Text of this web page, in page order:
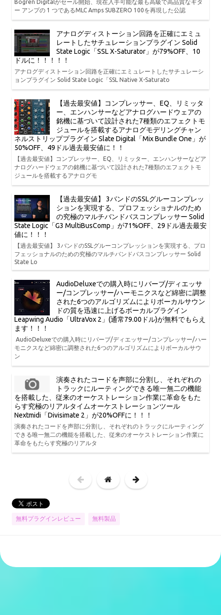
Bogren Digitalがセール開始、現在入手可能な最も高級で高品質なギタ
ー アンプの 1 つであるMLC Amps SUBZERO 100を再現した公認
アナログディストーション回路を正確にエミュ
レートしたサチュレーションプラグイン Solid
State Logic「SSL X-Saturator」が79%OFF、10
ドルに！！！！！
アナログディストーション回路を正確にエミュレートしたサチュレーシ
ョンプラグイン Solid State Logic「SSL Native X-Saturato
【過去最安値】コンプレッサー、EQ、リミッタ
ー、エンハンサーなどアナログハードウェアの
銘機に基づいて設計された7種類のエフェクトモ
ジュールを搭載するアナログモデリングチャン
ネルストリッププラグイン Slate Digital「Mix Bundle One」が
50%OFF、49ドル過去最安値に！！
【過去最安値】コンプレッサー、EQ、リミッター、エンハンサーなどア
ナログハードウェアの銘機に基づいて設計された7種類のエフェクトモ
ジュールを搭載するアナログモ
【過去最安値】 3バンドのSSLグルーコンプレッ
ションを実現する、プロフェッショナルのため
の究極のマルチバンドバスコンプレッサー Solid
State Logic「G3 MultiBusComp」が71%OFF、29ドル過去最安
値に！！！
【過去最安値】 3バンドのSSLグルーコンプレッションを実現する、プロ
フェッショナルのための究極のマルチバンドバスコンプレッサー Solid
State Lo
AudioDeluxeでの購入時にリバーブ/ディエッサ
ー/コンプレッサー/ハーモニクスなど綿密に調整
された6つのアルゴリズムによりボーカルサウン
ドの質を迅速に上げるボーカルプラグイン
Leapwing Audio「UltraVox 2」(通常79.00ドル)が無料でもらえ
ます！！！
AudioDeluxeでの購入時にリバーブ/ディエッサー/コンプレッサー/ハー
モニクスなど綿密に調整された6つのアルゴリズムによりボーカルサウ
ン
演奏されたコードを声部に分割し、それぞれの
トラックにルーティングできる唯一無二の機能
を搭載した、従来のオーケストレーション作業に革命をもた
らす究極のリアルタイムオーケストレーションツール
Nextmidi「Divisimate 2」が20%OFFに！！！
演奏されたコードを声部に分割し、それぞれのトラックにルーティング
できる唯一無二の機能を搭載した、従来のオーケストレーション作業に
革命をもたらす究極のリアルタ
無料プラグインレビュー 無料製品